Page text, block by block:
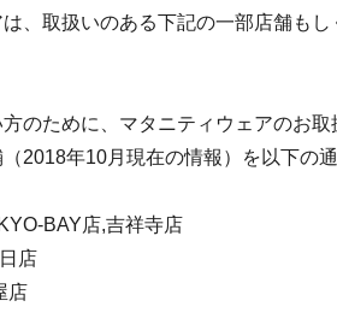
、取扱いのある下記の一部店舗も
のために、マタニティウェアのお
2018年10月現在の情報）を以下の
BAY店,吉祥寺店
店
店